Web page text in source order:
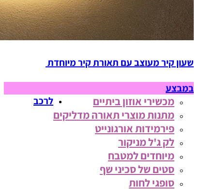
שעון קיר מעוצב עם תאורת קיר מיוחדת
במבצע
מכשירי אוזון ביתיים
מתנות מוצרי תאורה מדליקים
פירמידות אורגונייט
לק ג'ל מניקור
מיוחדים למטבח
סטים של סכיני שף
סופגי לחות
לרכב